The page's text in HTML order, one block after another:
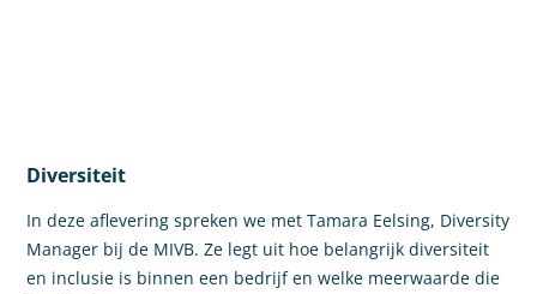
Diversiteit
In deze aflevering spreken we met Tamara Eelsing, Diversity
Manager bij de MIVB. Ze legt uit hoe belangrijk diversiteit
en inclusie is binnen een bedrijf en welke meerwaarde die